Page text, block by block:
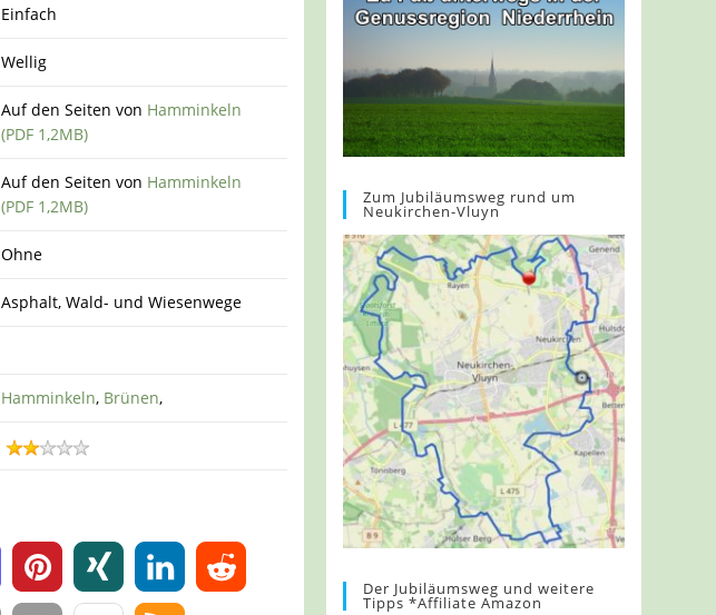
Einfach
Wellig
Auf den Seiten von Hamminkeln
(PDF 1,2MB)
Auf den Seiten von Hamminkeln
(PDF 1,2MB)
Ohne
Asphalt, Wald- und Wiesenwege
Hamminkeln, Brünen,
0
Zum Jubiläumsweg rund um
Neukirchen-Vluyn
Der Jubiläumsweg und weitere
Tipps *Affiliate Amazon